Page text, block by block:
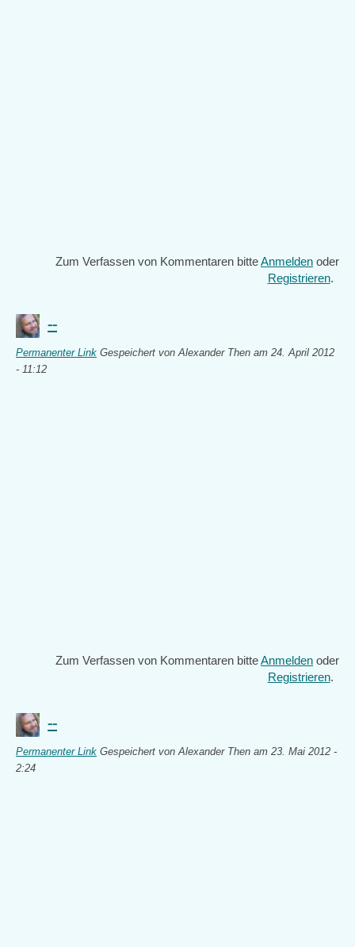
Zum Verfassen von Kommentaren bitteAnmelden oder
Registrieren.
--
Permanenter Link Gespeichert vonAlexander Then am 24. April 2012
- 11:12
Zum Verfassen von Kommentaren bitteAnmelden oder
Registrieren.
--
Permanenter Link Gespeichert vonAlexander Then am 23. Mai 2012 -
2:24